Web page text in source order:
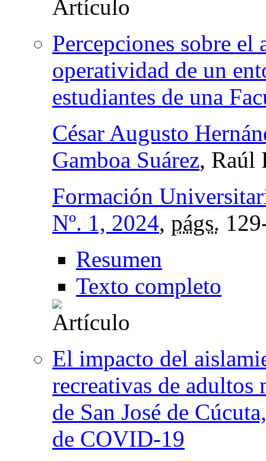
Percepciones sobre
operatividad de un
estudiantes de una
César Augusto
Gamboa Suárez, Raúl
Formación
Nº. 1, 2024, págs.
Resumen
Texto completo
El impacto del
recreativas de adultos
de San José de
de COVID-19